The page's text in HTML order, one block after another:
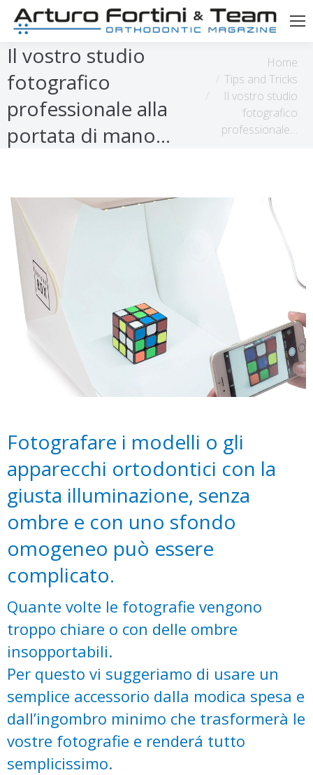
Il vostro studio
fotografico
professionale alla
portata di mano…
Home
Tips and Tricks
Il vostro studio
fotografico
professionale…
Fotografare i modelli o gli
apparecchi ortodontici con la
giusta illuminazione, senza
ombre e con uno sfondo
omogeneo può essere
complicato.
Quante volte le fotografie vengono
troppo chiare o con delle ombre
insopportabili.
Per questo vi suggeriamo di usare un
semplice accessorio dalla modica spesa e
dall’ingombro minimo che trasformerà le
vostre fotografie e renderá tutto
semplicissimo.